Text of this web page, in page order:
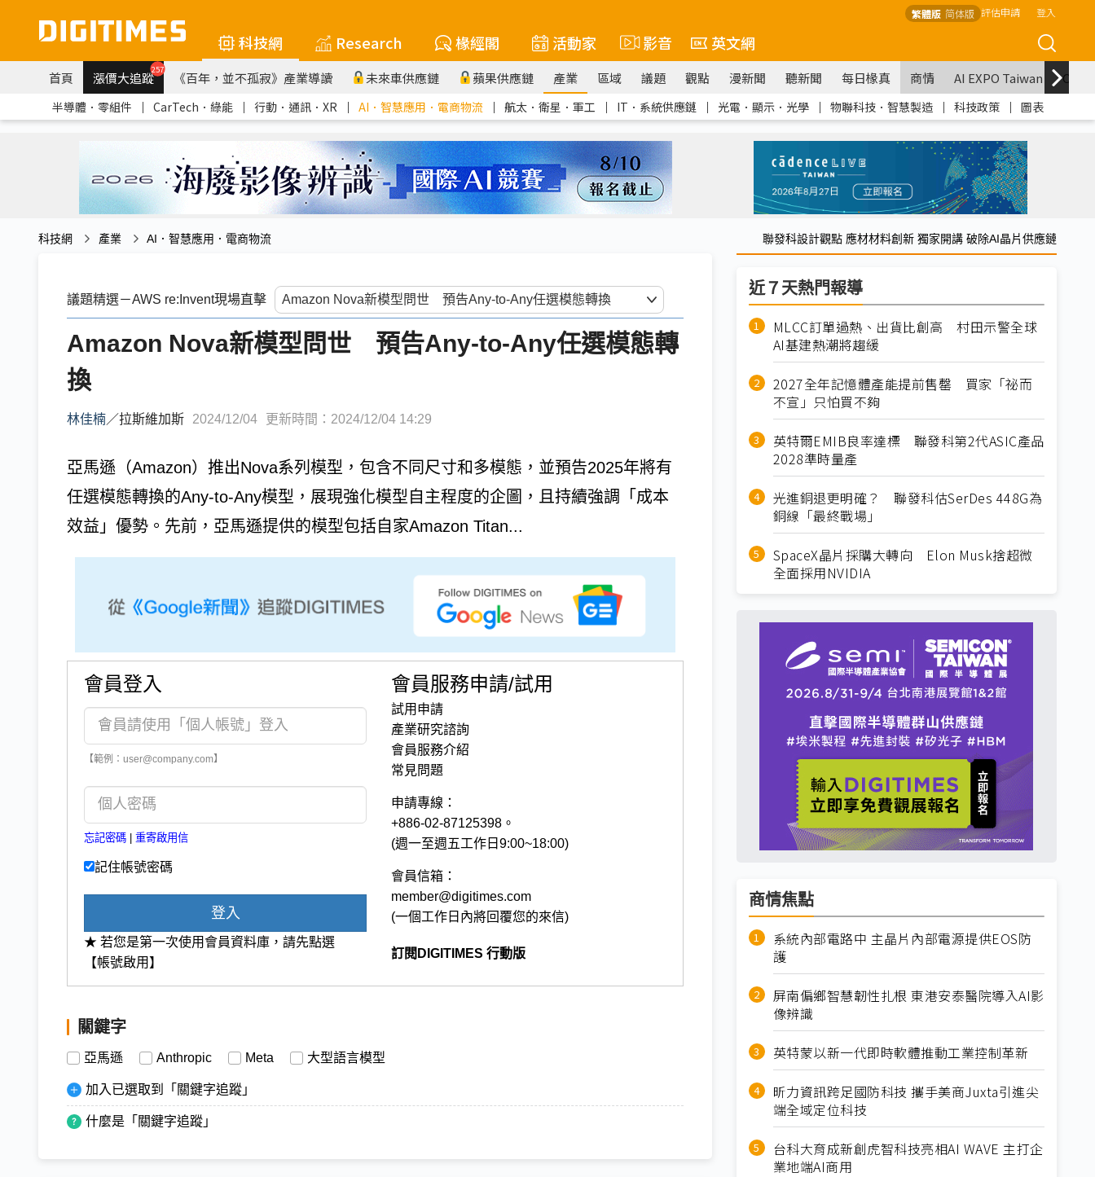
繁體版 简体版 評估申請 登入
科技網 Research 椽經閣 活動家 影音 英文網
首頁 漲價大追蹤257 《百年，並不孤寂》產業導讀 未來車供應鏈 蘋果供應鏈 產業 區域 議題 觀點 漫新聞 聽新聞 每日椽真 商情 AI EXPO Taiwan
半導體．零組件 ｜ CarTech．綠能 ｜ 行動．通訊．XR ｜ AI．智慧應用．電商物流 ｜ 航太．衛星．軍工 ｜ IT．系統供應鏈 ｜ 光電．顯示．光學 ｜ 物聯科技．智慧製造 ｜ 科技政策 ｜ 圖表
科技網 產業 AI．智慧應用．電商物流 聯發科設計觀點 應材材料創新 獨家開講 破除AI晶片供應鏈
議題精選－AWS re:Invent現場直擊
Amazon Nova新模型問世 預告Any-to-Any任選模態轉
換
林佳楠／拉斯維加斯 2024/12/04 更新時間：2024/12/04 14:29
亞馬遜（Amazon）推出Nova系列模型，包含不同尺寸和多模態，並預告2025年將有
任選模態轉換的Any-to-Any模型，展現強化模型自主程度的企圖，且持續強調「成本
效益」優勢。先前，亞馬遜提供的模型包括自家Amazon Titan...
會員登入
【範例：user@company.com】
忘記密碼 重寄啟用信
記住帳號密碼
登入
★ 若您是第一次使用會員資料庫，請先點選
【帳號啟用】
會員服務申請/試用
試用申請
產業研究諮詢
會員服務介紹
常見問題
申請專線：
+886-02-87125398。
(週一至週五工作日9:00~18:00)
會員信箱：
member@digitimes.com
(一個工作日內將回覆您的來信)
訂閱DIGITIMES 行動版
關鍵字
亞馬遜 Anthropic Meta 大型語言模型
加入已選取到「關鍵字追蹤」
什麼是「關鍵字追蹤」
近７天熱門報導
MLCC訂單過熱、出貨比創高 村田示警全球
AI基建熱潮將趨緩
2027全年記憶體產能提前售罄 買家「祕而
不宣」只怕買不夠
英特爾EMIB良率達標 聯發科第2代ASIC產品
2028準時量產
光進銅退更明確？ 聯發科估SerDes 448G為
銅線「最終戰場」
SpaceX晶片採購大轉向 Elon Musk捨超微
全面採用NVIDIA
商情焦點
系統內部電路中 主晶片內部電源提供EOS防
護
屏南偏鄉智慧韌性扎根 東港安泰醫院導入AI影
像辨識
英特蒙以新一代即時軟體推動工業控制革新
昕力資訊跨足國防科技 攜手美商Juxta引進尖
端全域定位科技
台科大育成新創虎智科技亮相AI WAVE 主打企
業地端AI商用